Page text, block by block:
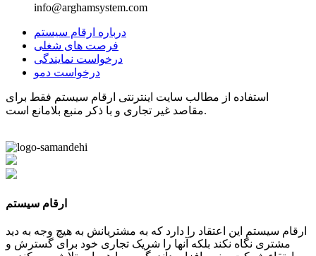
info@arghamsystem.com
درباره ارقام سیستم
فرصت های شغلی
درخواست نمایندگی
درخواست دمو
استفاده از مطالب سایت اینترنتی ارقام سیستم فقط برای
مقاصد غیر تجاری و با ذکر منبع بلامانع است.
ارقام سیستم
ارقام سیستم این اعتقاد را دارد که به مشتریانش به هیچ وجه به دید
مشتری نگاه نکند بلکه آنها را شریک تجاری خود برای گسترش و